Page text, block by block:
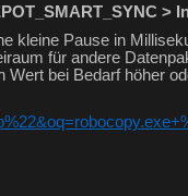
>
kleine Pause in
für andere
bei Bedarf höher